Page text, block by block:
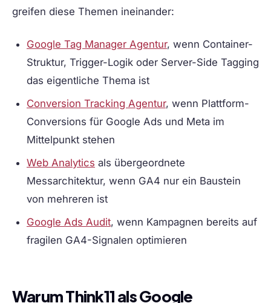
greifen diese Themen ineinander:
Google Tag Manager Agentur, wenn Container-
Struktur, Trigger-Logik oder Server-Side Tagging
das eigentliche Thema ist
Conversion Tracking Agentur, wenn Plattform-
Conversions für Google Ads und Meta im
Mittelpunkt stehen
Web Analytics als übergeordnete
Messarchitektur, wenn GA4 nur ein Baustein
von mehreren ist
Google Ads Audit, wenn Kampagnen bereits auf
fragilen GA4-Signalen optimieren
Warum Think11 als Google